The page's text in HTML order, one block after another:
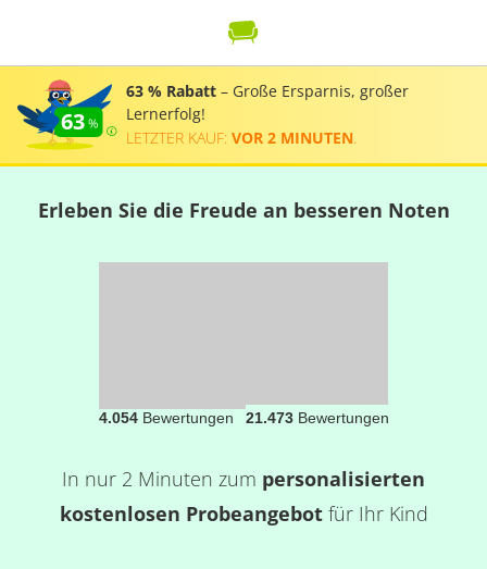
63
63 % Rabatt – Große Ersparnis, großer
Lernerfolg!
LETZTER KAUF: VOR 2 MINUTEN
Erleben Sie die Freude an besseren Noten
4.054Bewertungen 21.473Bewertungen
In nur 2 Minuten zum personalisierten
kostenlosen Probeangebotfür Ihr Kind